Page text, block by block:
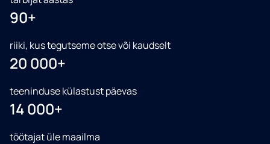
90+
riiki, kus tegutseme otse või kaudselt
20 000+
teeninduse külastust päevas
14 000+
töötajat üle maailma